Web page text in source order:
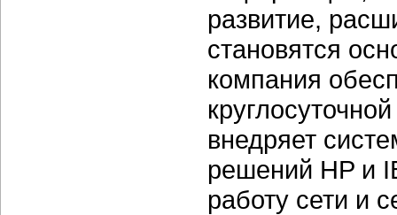
развитие,
становятся
компания
внедряет
решений HP и
работу сети и